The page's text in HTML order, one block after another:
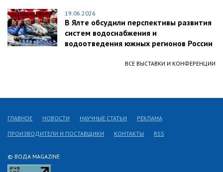
19.06.2026
В Ялте обсудили перспективы развития
систем водоснабжения и
водоотведения южных регионов России
ВСЕ ВЫСТАВКИ И КОНФЕРЕНЦИИ
© ВОДА MAGAZINE
ГЛАВНОЕ НОВОСТИ НАУЧНЫЕ СТАТЬИ РЕКЛАМА
ПРОИЗВОДИТЕЛИ И ПОСТАВЩИКИ КОНТАКТЫ RSS